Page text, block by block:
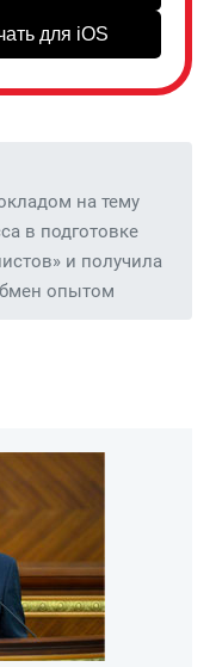
для iOS
на тему
в подготовке
и получила
опытом